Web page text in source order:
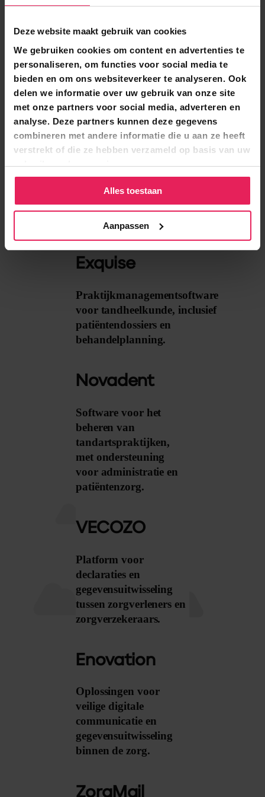
Deze website maakt gebruik van cookies
We gebruiken cookies om content en advertenties te
personaliseren, om functies voor social media te
bieden en om ons websiteverkeer te analyseren. Ook
delen we informatie over uw gebruik van onze site
met onze partners voor social media, adverteren en
analyse. Deze partners kunnen deze gegevens
combineren met andere informatie die u aan ze heeft
verstrekt of die ze hebben verzameld op basis van uw
gebruik van hun services.
Alles toestaan
Aanpassen
op en deze leveren wij tegen een vaste prijs.
Meer over onze werkwijze
We zijn onder meer
bekend met
Wij kennen de applicaties en IT-
omgevingen die binnen deze sector
worden gebruikt. Dankzij deze
ervaring sluiten onze IT-oplossingen
naadloos aan op bestaande systemen,
processen en werkwijzen.
Exquise
Praktijkmanagementsoftware
voor tandheelkunde, inclusief
patiëntendossiers en
behandelplanning.
Novadent
Software voor het
beheren van
tandartspraktijken,
met ondersteuning
voor administratie en
patiëntenzorg.
VECOZO
Platform voor
declaraties en
gegevensuitwisseling
tussen zorgverleners en
zorgverzekeraars.
Enovation
Oplossingen voor
veilige digitale
communicatie en
gegevensuitwisseling
binnen de zorg.
ZorgMail